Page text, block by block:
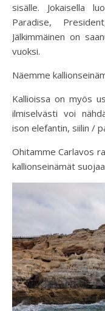
sisälle. Jokaisella
Paradise,
Jälkimmäinen on
vuoksi.
Näemme
Kallioissa on myös
ilmiselvästi voi
ison elefantin, siilin /
Ohitamme Carlavos
kallionseinämät